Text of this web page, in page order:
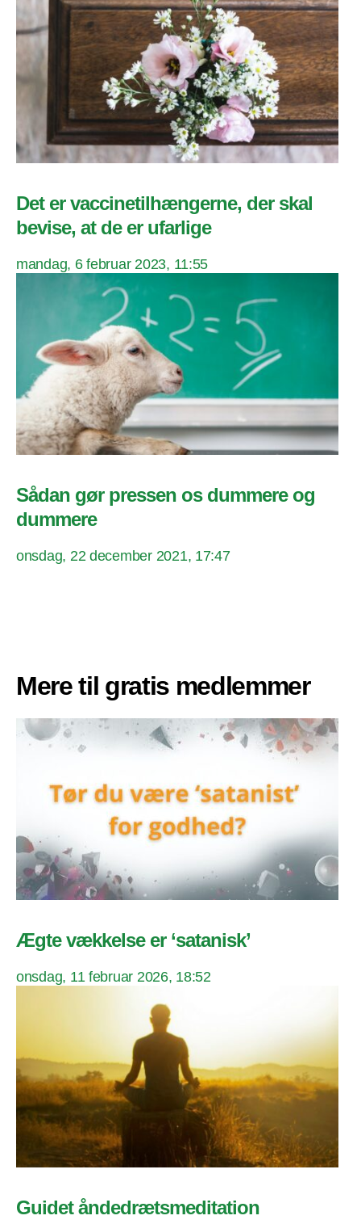
Det er vaccinetilhængerne, der skal
bevise, at de er ufarlige
mandag, 6 februar 2023, 11:55
Sådan gør pressen os dummere og
dummere
onsdag, 22 december 2021, 17:47
Mere til gratis medlemmer
Ægte vækkelse er ‘satanisk’
onsdag, 11 februar 2026, 18:52
Guidet åndedrætsmeditation